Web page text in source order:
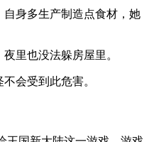
身多生产制造点食材，她
里也没法躲房屋里。
会受到此危害。